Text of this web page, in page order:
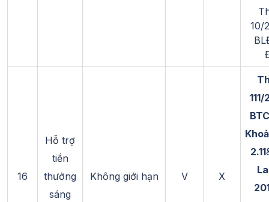
10/
16
Hỗ trợ
tiền
thưởng
sáng
Không giới hạn V X
2.11